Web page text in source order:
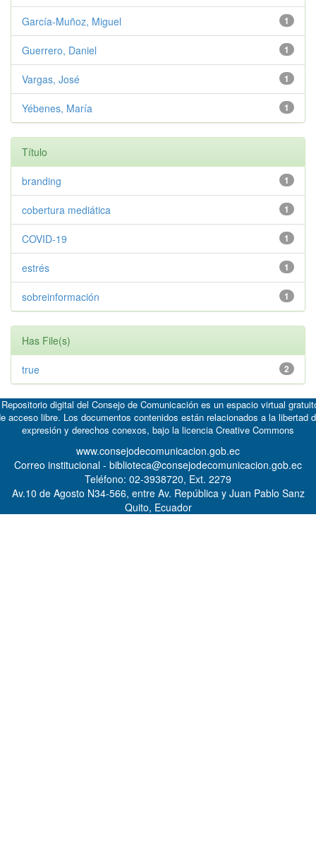
1
García-Muñoz, Miguel
1
Guerrero, Daniel
1
Vargas, José
1
Yébenes, María
Título
1
branding
1
cobertura mediática
1
COVID-19
1
estrés
1
sobreinformación
Has File(s)
2
true
digital del Consejo de Comunicación es un espacio virtual
acceso libre. Los documentos contenidos están relacionados a la libertad
expresión y derechos conexos, bajo la licencia Creative Commons
www.consejodecomunicacion.gob.ec
Correo institucional - biblioteca@consejodecomunicacion.gob.ec
Teléfono: 02-3938720, Ext. 2279
Av.10 de Agosto N34-566, entre Av. República y Juan Pablo Sanz
Quito, Ecuador